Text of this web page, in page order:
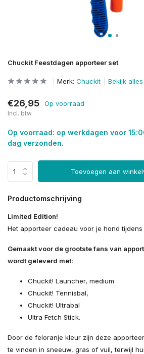
Chuckit Feestdagen apporteer set
Merk: Chuckit Bekijk
€26,95 Op voorraad
Incl. btw
Op voorraad: op werkdagen voor
dag verzonden.
Toevoegen aan
Productomschrijving
Limited Edition!
Het apporteer cadeau voor je hond
Gemaakt voor de grootste fans van
wordt geleverd met:
Chuckit! Launcher, medium
Chuckit! Tennisbal,
Chuckit! Ultrabal
Ultra Fetch Stick.
Door de feloranje kleur zijn deze
te vinden in sneeuw, gras of vuil, terwijl